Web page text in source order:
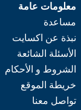
معلومات عامة
مساعدة
نبذة عن اكسايت
الأسئلة الشائعة
الشروط و الأحكام
خريطة الموقع
تواصل معنا